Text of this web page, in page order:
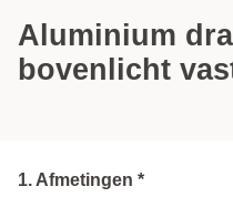
Aluminium
bovenlicht
1. Afmetingen *